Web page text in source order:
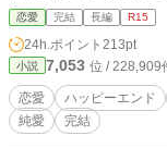
約束をしていたアイリー
日、別の女性と恋に落ち
しか思っておらず、支援も行っていな
ると、お前とは婚約破棄
限界に達し、婚約者に別れを
てきたアイリーンは、唯
とを提案される。 それは、特待生として魔法学園の編入試験を受けてみないか
恋愛 完結 長編 R15
24h.ポイント 213pt
小説 7,053 位 / 228,909
恋愛 ハッピーエンド
純愛
完結